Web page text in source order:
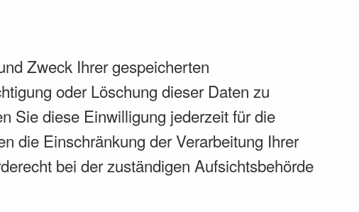
Zweck Ihrer gespeicherten
oder Löschung dieser Daten zu
Sie diese Einwilligung jederzeit für die
die Einschränkung der Verarbeitung Ihrer
bei der zuständigen Aufsichtsbehörde